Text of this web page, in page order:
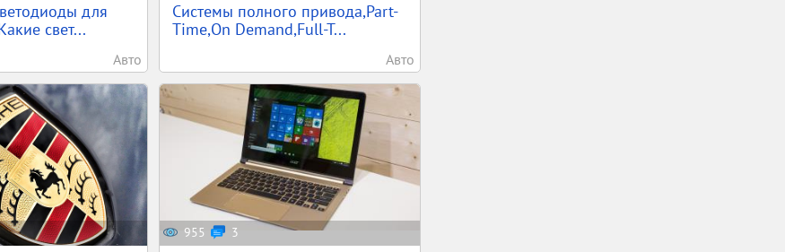
для
свет...
Авто
Системы полного привода,Part-
Time,On Demand,Full-T...
Авто
955 3